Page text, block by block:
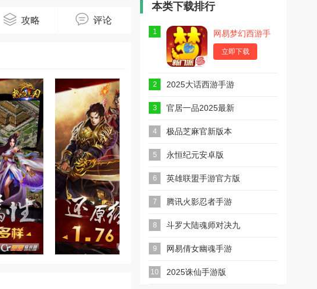
攻略 评论
本类下载排行
1
网易梦幻西游手
游
立即下载
2 2025大话西游手游
安卓版
3 官居一品2025最新
版
4 极品芝麻官新版本
5 永恒纪元安卓版
6 英雄联盟手游官方版
2025最新版
7 腾讯火影忍者手游
8 斗罗大陆魂师对决九
游版
9 网易倩女幽魂手游
10 2025诛仙手游版